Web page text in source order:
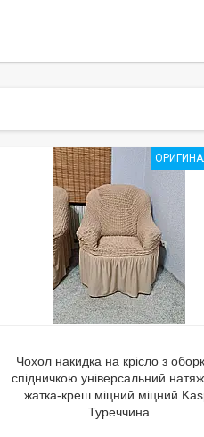
Чохол накидка на крісло з
спідничкою універсальний
жатка-креш міцний міцний
Туреччина